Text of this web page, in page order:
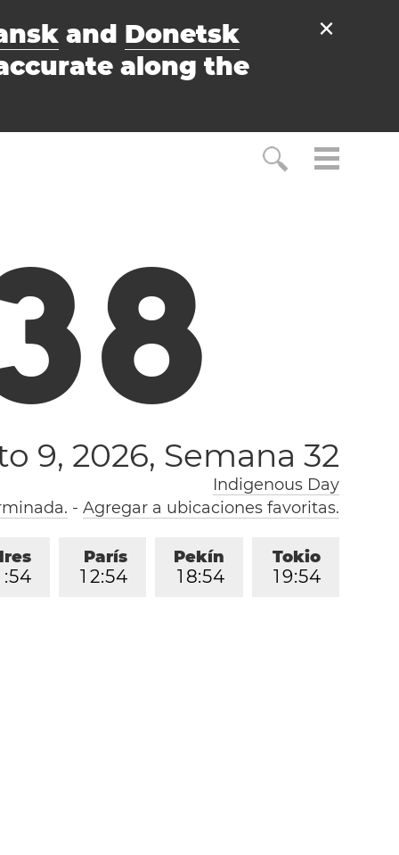
×
and Donetsk
along the
9
9, 2026, Semana 32
Indigenous Day
- Agregar a ubicaciones favoritas.
Tokio
1 9:54
Pekín
1 8:54
París
1 2:54
:54